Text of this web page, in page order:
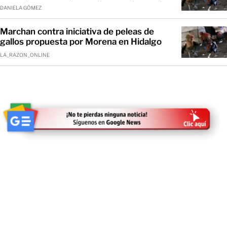
DANIELA GÓMEZ
Marchan contra iniciativa de peleas de
gallos propuesta por Morena en Hidalgo
LA_RAZON_ONLINE